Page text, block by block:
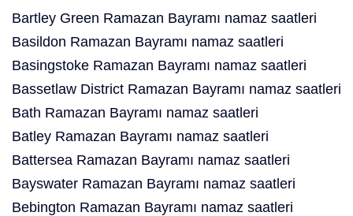
Bartley Green Ramazan Bayramı namaz saatleri
Basildon Ramazan Bayramı namaz saatleri
Basingstoke Ramazan Bayramı namaz saatleri
Bassetlaw District Ramazan Bayramı namaz saatleri
Bath Ramazan Bayramı namaz saatleri
Batley Ramazan Bayramı namaz saatleri
Battersea Ramazan Bayramı namaz saatleri
Bayswater Ramazan Bayramı namaz saatleri
Bebington Ramazan Bayramı namaz saatleri